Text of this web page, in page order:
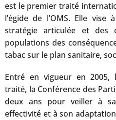
est le premier traité
l’égide de l’OMS. Elle
stratégie articulée et des
populations des
tabac sur le plan sanitaire,
Entré en vigueur en 2005,
traité, la Conférence des
deux ans pour veiller à
effectivité et à son